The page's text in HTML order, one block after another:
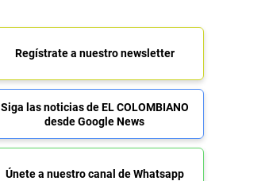
Regístrate a nuestro newsletter
Siga las noticias de EL COLOMBIANO
desde Google News
Únete a nuestro canal de Whatsapp